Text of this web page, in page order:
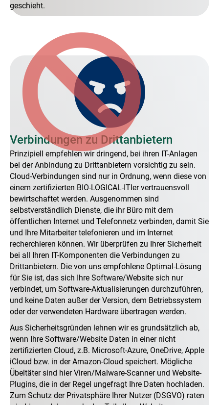
geschieht.
Verbindungen zu Drittanbietern
Prinzipiell empfehlen wir dringend, bei ihren IT-Anlagen
bei der Anbindung zu Drittanbietern vorsichtig zu sein.
Cloud-Verbindungen sind nur in Ordnung, wenn diese von
einem zertifizierten BIO-LOGICAL-ITler vertrauensvoll
bewirtschaftet werden. Ausgenommen sind
selbstverständlich Dienste, die ihr Büro mit dem
öffentlichen Internet und Telefonnetz verbinden, damit Sie
und Ihre Mitarbeiter telefonieren und im Internet
recherchieren können. Wir überprüfen zu Ihrer Sicherheit
bei all Ihren IT-Komponenten die Verbindungen zu
Drittanbietern. Die von uns empfohlene Optimal-Lösung
für Sie ist, das sich Ihre Software/Website sich nur
verbindet, um Software-Aktualisierungen durchzuführen,
und keine Daten außer der Version, dem Betriebssystem
oder der verwendeten Hardware übertragen werden.
Aus Sicherheitsgründen lehnen wir es grundsätzlich ab,
wenn Ihre Software/Website Daten in einer nicht
zertifizierten Cloud, z.B. Microsoft-Azure, OneDrive, Apple
iCloud bzw. in der Amazon-Cloud speichert. Mögliche
Übeltäter sind hier Viren/Malware-Scanner und Website-
Plugins, die in der Regel ungefragt Ihre Daten hochladen.
Zum Schutz der Privatsphäre Ihrer Nutzer (DSGVO) raten